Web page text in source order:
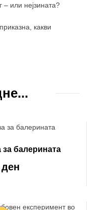
– или нејзината?
какви
за балерината